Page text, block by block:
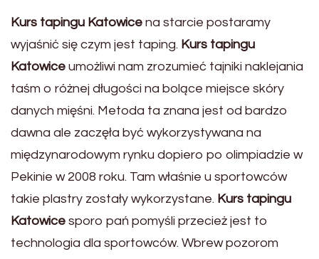
Kurs tapingu Katowice na starcie postaramy
wyjaśnić się czym jest taping. Kurs tapingu
Katowice umożliwi nam zrozumieć tajniki naklejania
taśm o różnej długości na bolące miejsce skóry
danych mięśni. Metoda ta znana jest od bardzo
dawna ale zaczęła być wykorzystywana na
międzynarodowym rynku dopiero po olimpiadzie w
Pekinie w 2008 roku. Tam właśnie u sportowców
takie plastry zostały wykorzystane. Kurs tapingu
Katowice sporo pań pomyśli przecież jest to
technologia dla sportowców. Wbrew pozorom